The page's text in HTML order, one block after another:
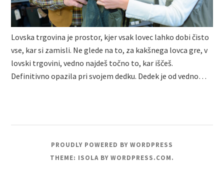
Lovska trgovina je prostor, kjer vsak lovec lahko dobi čisto
vse, kar si zamisli. Ne glede na to, za kakšnega lovca gre, v
lovski trgovini, vedno najdeš točno to, kar iščeš.
Definitivno opazila pri svojem dedku. Dedek je od vedno…
PROUDLY POWERED BY WORDPRESS
THEME: ISOLA BY WORDPRESS.COM.